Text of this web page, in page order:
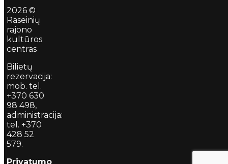
2026 ©
Raseinių
rajono
kultūros
centras
Bilietų
rezervacija:
mob. tel.
+370 630
98 498,
administracija:
tel. +370
428 52
579.
Privatumo